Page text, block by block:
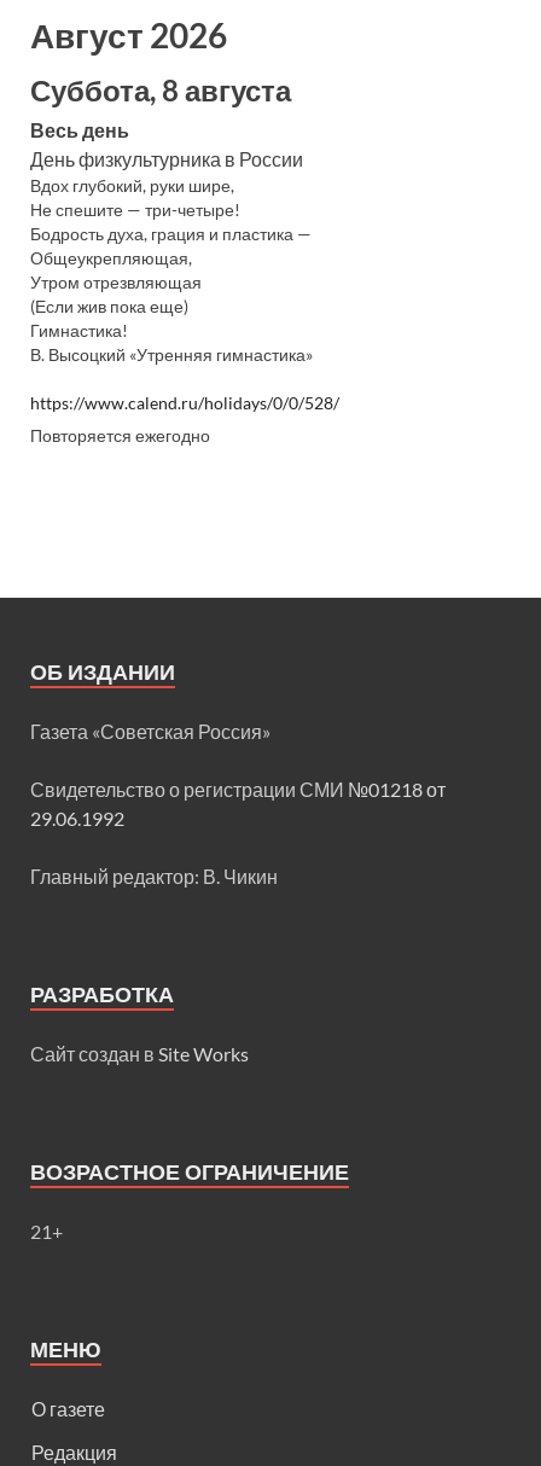
Август 2026
Суббота, 8 августа
Весь день
День физкультурника в России
Вдох глубокий, руки шире,
Не спешите — три-четыре!
Бодрость духа, грация и пластика —
Общеукрепляющая,
Утром отрезвляющая
(Если жив пока еще)
Гимнастика!
В. Высоцкий «Утренняя гимнастика»
https://www.calend.ru/holidays/0/0/528/
Повторяется ежегодно
ОБ ИЗДАНИИ
Газета «Советская Россия»
Свидетельство о регистрации СМИ №01218 от
29.06.1992
Главный редактор: В. Чикин
РАЗРАБОТКА
Сайт создан в Site Works
ВОЗРАСТНОЕ ОГРАНИЧЕНИЕ
21+
МЕНЮ
О газете
Редакция